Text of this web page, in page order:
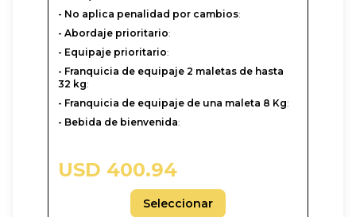
- No aplica penalidad por cambios:
- Abordaje prioritario:
- Equipaje prioritario:
- Franquicia de equipaje 2 maletas de hasta
32 kg:
- Franquicia de equipaje de una maleta 8 Kg:
- Bebida de bienvenida:
USD 400.94
Seleccionar